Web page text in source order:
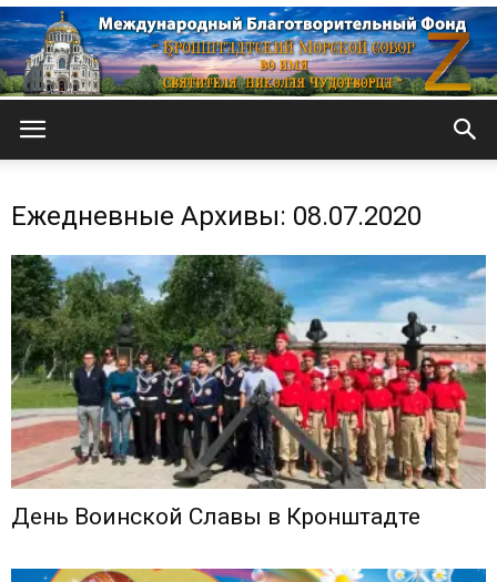
собор
Ежедневные Архивы: 08.07.2020
День Воинской Славы в Кронштадте